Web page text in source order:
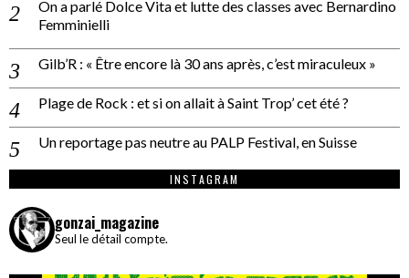
On a parlé Dolce Vita et lutte des classes avec Bernardino
Femminielli
Gilb’R : « Être encore là 30 ans après, c’est miraculeux »
Plage de Rock : et si on allait à Saint Trop’ cet été ?
Un reportage pas neutre au PALP Festival, en Suisse
INSTAGRAM
gonzai_magazine
Seul le détail compte.